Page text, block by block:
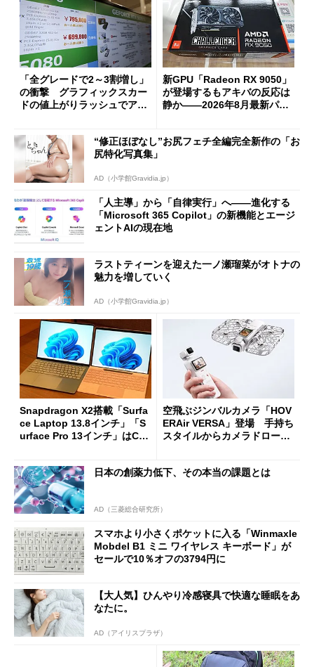
「全グレードで2～3割増し」
の衝撃 グラフィックスカー
ドの値上がりラッシュでアキ
新GPU「Radeon RX 9050」
が登場するもアキバの反応は
静か――2026年8月最新パー
“修正ほぼなし”お尻フェチ全編完全新作の「お
尻特化写真集」
AD（小学館Gravidia.jp）
「人主導」から「自律実行」へ――進化する
「Microsoft 365 Copilot」の新機能とエージ
ェントAIの現在地
ラストティーンを迎えた一ノ瀬瑠菜がオトナの
魅力を増していく
AD（小学館Gravidia.jp）
Snapdragon X2搭載「Surfa
ce Laptop 13.8インチ」「S
urface Pro 13インチ」はCop
た
空飛ぶジンバルカメラ「HOV
ERAir VERSA」登場 手持ち
スタイルからカメラドローン
日本の創薬力低下、その本当の課題とは
AD（三菱総合研究所）
スマホより小さくポケットに入る「Winmaxle
Mobdel B1 ミニ ワイヤレス キーボード」が
セールで10％オフの3794円に
【大人気】ひんやり冷感寝具で快適な睡眠をあ
なたに。
AD（アイリスプラザ）